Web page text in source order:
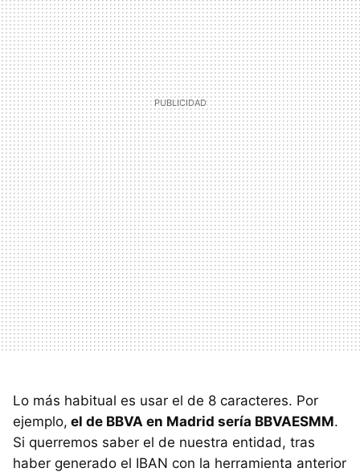
Lo más habitual es usar el de 8 caracteres. Por
ejemplo, el de BBVA en Madrid sería BBVAESMM.
Si querremos saber el de nuestra entidad, tras
haber generado el IBAN con la herramienta anterior